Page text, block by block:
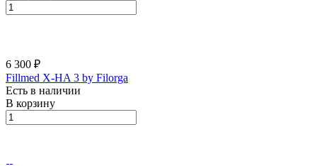
6 300 ₽
Fillmed X-HA 3 by Filorga
Есть в наличии
В корзину